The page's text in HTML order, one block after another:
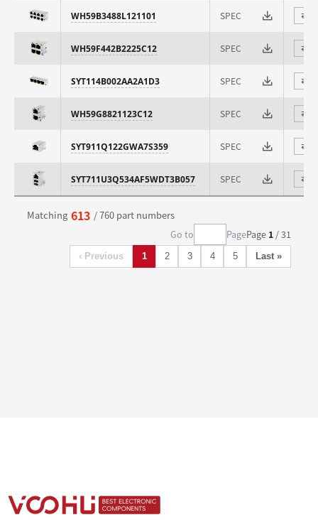
WH59B3488L121101 SPEC ⇄
WH59F442B2225C12 SPEC ⇄
SYT114B002AA2A1D3 SPEC ⇄
WH59G8821123C12 SPEC ⇄
SYT911Q122GWA7S359 SPEC ⇄
SYT711U3Q534AF5WDT3B057 SPEC ⇄
Matching 613 / 760 part numbers
Go to
PagePage 1 / 31
‹ Previous 1 2 3 4 5 Last »